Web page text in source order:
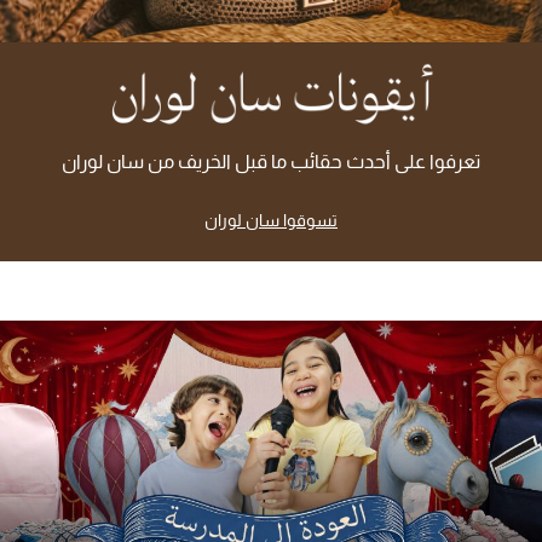
تشكيلة الأعراس
حقائب وأحذية متطابقة
هدايا للنساء
جميع الأحذية النسائية
جميع الحقائب النسائية
جميع الإكسسورات النسائية
تعرفوا على أحدث حقائب ما قبل الخريف من سان لوران
تسوقوا سان لوران